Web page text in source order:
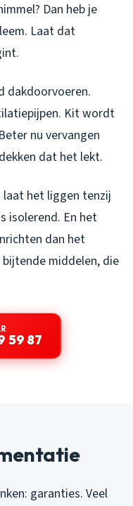
Dan heb je
Laat dat
dakdoorvoeren.
Kit wordt
nu vervangen
dat het lekt.
laat het liggen tenzij
isolerend. En het
dan het
middelen, die
59 87
garanties. Veel